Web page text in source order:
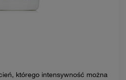
którego intensywność można